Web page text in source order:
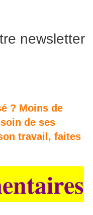
newsletter
? Moins de
de ses
travail, faites